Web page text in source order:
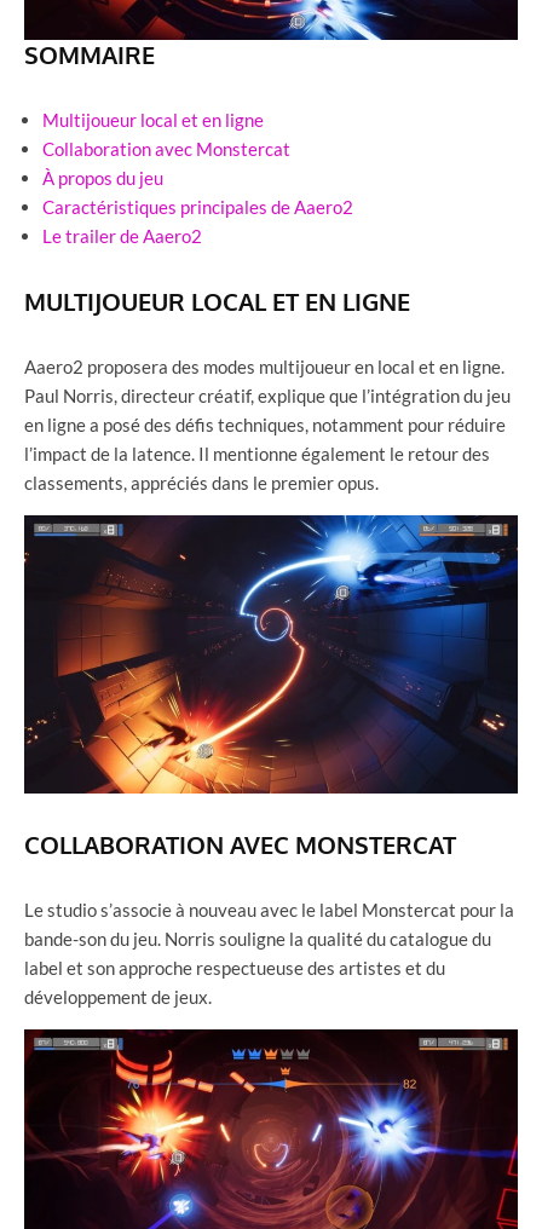
SOMMAIRE
Multijoueur local et en ligne
Collaboration avec Monstercat
À propos du jeu
Caractéristiques principales de Aaero2
Le trailer de Aaero2
MULTIJOUEUR LOCAL ET EN LIGNE
Aaero2 proposera des modes multijoueur en local et en ligne.
Paul Norris, directeur créatif, explique que l’intégration du jeu
en ligne a posé des défis techniques, notamment pour réduire
l’impact de la latence. Il mentionne également le retour des
classements, appréciés dans le premier opus.
COLLABORATION AVEC MONSTERCAT
Le studio s’associe à nouveau avec le label Monstercat pour la
bande-son du jeu. Norris souligne la qualité du catalogue du
label et son approche respectueuse des artistes et du
développement de jeux.